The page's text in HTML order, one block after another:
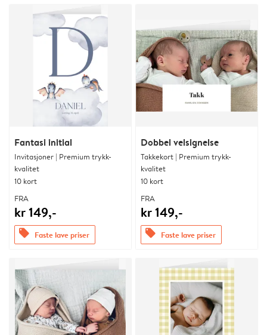
Fantasi initial
Invitasjoner | Premium trykk-
kvalitet
10 kort
FRA
kr 149,-
offers Faste lave priser
Dobbel velsignelse
Takkekort | Premium trykk-
kvalitet
10 kort
FRA
kr 149,-
offers Faste lave priser